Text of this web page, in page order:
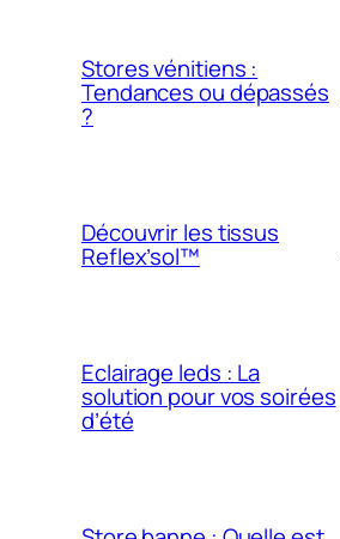
Stores vénitiens :
Tendances ou dépassés
?
Découvrir les tissus
Reflex’sol™
Eclairage leds : La
solution pour vos soirées
d’été